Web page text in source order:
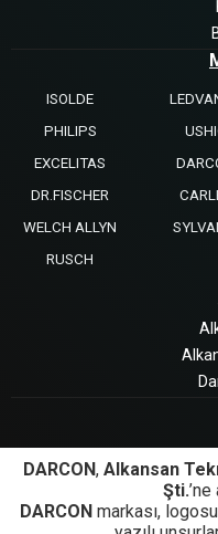
ISOLDE
PHILIPS
EXCELITAS
DR.FISCHER
WELCH ALLYN
RUSCH
DARCON, Alkansan
Şti.
DARCON markası,